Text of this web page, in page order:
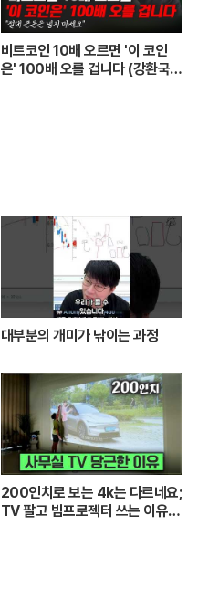
비트코인 10배 오르면 '이 코인
은' 100배 오를 겁니다 (강환국
대부분의 개미가 낚이는 과정
200인치로 보는 4k는 다르네요;
TV 팔고 빔프로젝터 쓰는 이유